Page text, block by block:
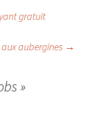
gratuit
aubergines →
»